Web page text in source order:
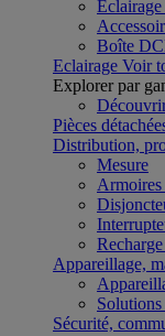
Boîte
Eclairage Voir
Explorer par
Pièces
Distribution,
Mesure
Appareillage,
Sécurité,